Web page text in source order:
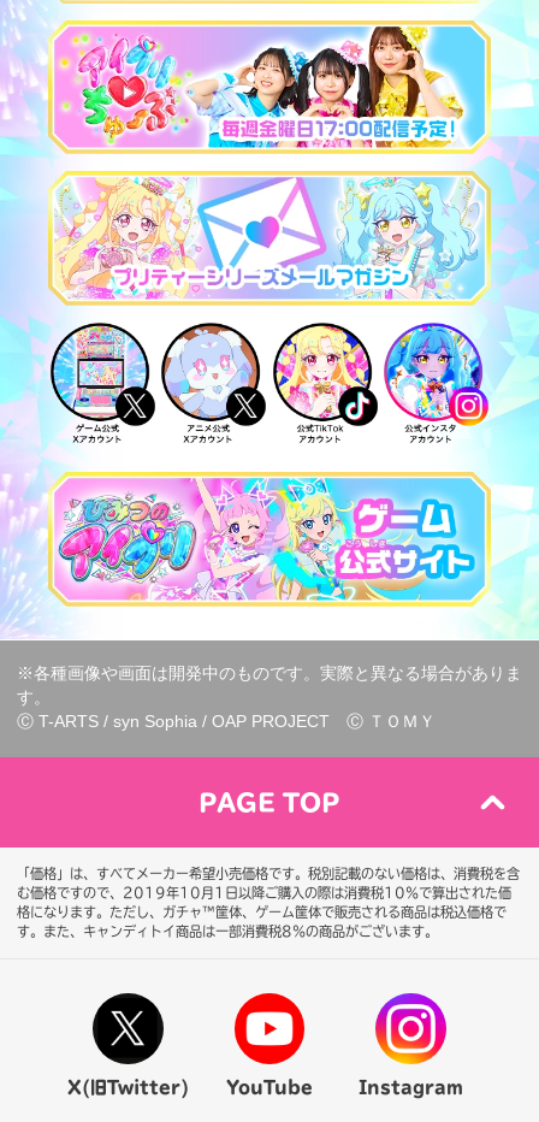
※各種画像や画面は開発中のものです。実際と異なる場合がありま
す。
Ⓒ T-ARTS / syn Sophia / OAP PROJECT Ⓒ ＴＯＭＹ
PAGE TOP
「価格」は、すべてメーカー希望小売価格です。税別記載のない価格は、消費税を含
む価格ですので、2019年10月1日以降ご購入の際は消費税10％で算出された価
格になります。 ただし、ガチャ™筐体、ゲーム筐体で販売される商品は税込価格で
す。また、キャンディトイ商品は一部消費税8％の商品がございます。
X(旧Twitter) YouTube Instagram